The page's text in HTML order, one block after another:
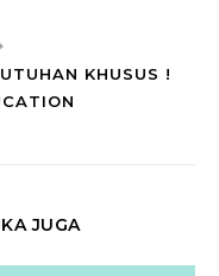
KHUSUS !
JUGA